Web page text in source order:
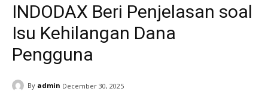
INDODAX Beri Penjelasan soal
Isu Kehilangan Dana
Pengguna
By admin December 30, 2025